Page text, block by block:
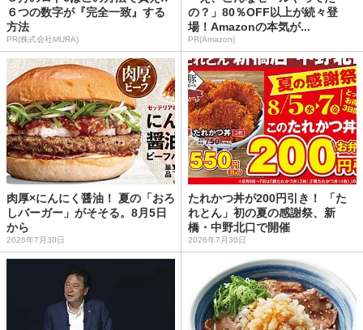
６つの数字が『完全一致』する
方法
PR(株式会社MURA)
の？」80％OFF以上が続々登
場！Amazonの本気が...
PR(Amazon)
肉厚×にんにく醤油！ 夏の「おろ
しバーガー」がそそる。8月5日
から
2026年7月30日
たれかつ丼が200円引き！ 「た
れとん」初の夏の感謝祭、新
橋・中野北口で開催
2026年7月30日